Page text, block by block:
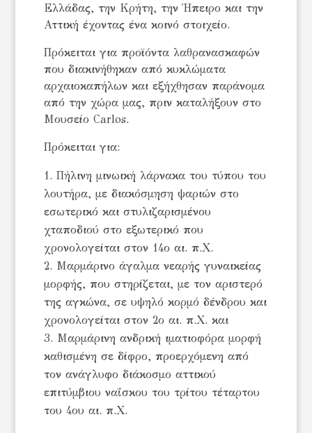
Ελλάδας, την Κρήτη, την Ήπειρο και την
Αττική έχοντας ένα κοινό στοιχείο.
Πρόκειται για προϊόντα λαθρανασκαφών
που διακινήθηκαν από κυκλώματα
αρχαιοκαπήλων και εξήχθησαν παράνομα
από την χώρα μας, πριν καταλήξουν στο
Μουσείο Carlos.
Πρόκειται για:
Πήλινη μινωική λάρνακα του τύπου του
λουτήρα, με διακόσμηση ψαριών στο
εσωτερικό και στυλιζαρισμένου
χταποδιού στο εξωτερικό που
χρονολογείται στον 14ο αι. π.Χ.
Μαρμάρινο άγαλμα νεαρής γυναικείας
μορφής, που στηρίζεται, με τον αριστερό
της αγκώνα, σε υψηλό κορμό δένδρου και
χρονολογείται στον 2ο αι. π.Χ. και
Μαρμάρινη ανδρική ιματιοφόρα μορφή
καθισμένη σε δίφρο, προερχόμενη από
τον ανάγλυφο διάκοσμο αττικού
επιτύμβιου ναΐσκου του τρίτου τέταρτου
του 4ου αι. π.Χ.